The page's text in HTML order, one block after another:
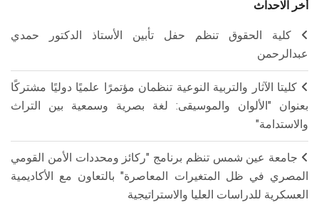
أخر الاحداث
كلية الحقوق تنظم حفل تأبين الأستاذ الدكتور حمدي
عبدالرحمن
كليتا الآثار والتربية النوعية تنظمان مؤتمرًا علميًا دوليًا مشتركًا
بعنوان "الألوان والموسيقى: لغة بصرية وسمعية بين التراث
والاستدامة"
جامعة عين شمس تنظم برنامج "ركائز ومحددات الأمن القومي
المصري في ظل المتغيرات المعاصرة" بالتعاون مع الأكاديمية
العسكرية للدراسات العليا والاستراتيجية